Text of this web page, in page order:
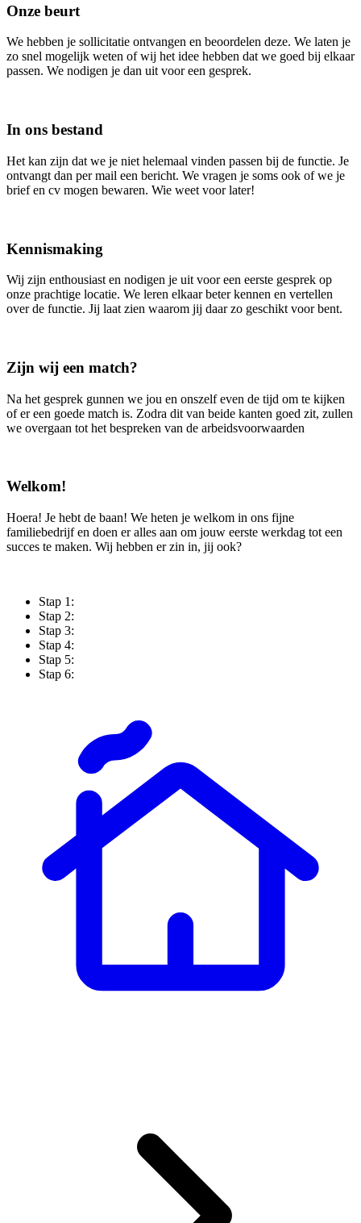
Onze beurt
We hebben je sollicitatie ontvangen en beoordelen deze. We laten je
zo snel mogelijk weten of wij het idee hebben dat we goed bij elkaar
passen. We nodigen je dan uit voor een gesprek.
In ons bestand
Het kan zijn dat we je niet helemaal vinden passen bij de functie. Je
ontvangt dan per mail een bericht. We vragen je soms ook of we je
brief en cv mogen bewaren. Wie weet voor later!
Kennismaking
Wij zijn enthousiast en nodigen je uit voor een eerste gesprek op
onze prachtige locatie. We leren elkaar beter kennen en vertellen
over de functie. Jij laat zien waarom jij daar zo geschikt voor bent.
Zijn wij een match?
Na het gesprek gunnen we jou en onszelf even de tijd om te kijken
of er een goede match is. Zodra dit van beide kanten goed zit, zullen
we overgaan tot het bespreken van de arbeidsvoorwaarden
Welkom!
Hoera! Je hebt de baan! We heten je welkom in ons fijne
familiebedrijf en doen er alles aan om jouw eerste werkdag tot een
succes te maken. Wij hebben er zin in, jij ook?
Stap 1:
Stap 2:
Stap 3:
Stap 4:
Stap 5:
Stap 6: